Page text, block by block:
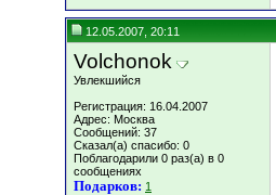
12.05.2007, 20:11
Volchonok
Увлекшийся
Регистрация: 16.04.2007
Адрес: Москва
Сообщений: 37
Сказал(а) спасибо: 0
Поблагодарили 0 раз(а) в 0
сообщениях
Подарков: 1